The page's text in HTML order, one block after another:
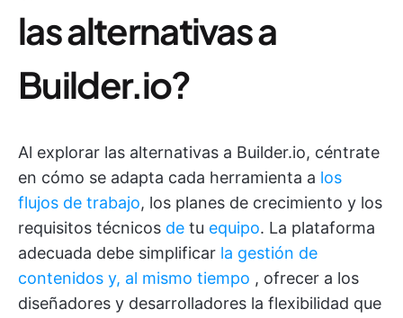
las alternativas a
Builder.io?
Al explorar las alternativas a Builder.io, céntrate
en cómo se adapta cada herramienta a los
flujos de trabajo, los planes de crecimiento y los
requisitos técnicos de tu equipo. La plataforma
adecuada debe simplificar la gestión de
contenidos y, al mismo tiempo , ofrecer a los
diseñadores y desarrolladores la flexibilidad que